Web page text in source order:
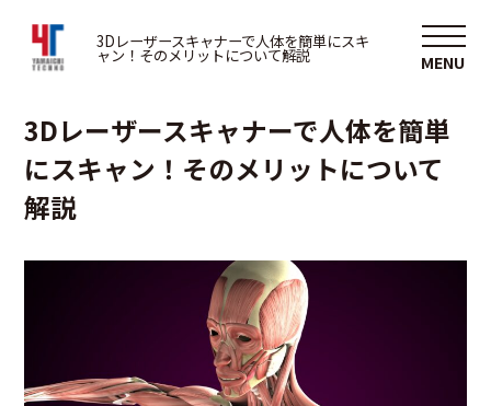
3Dレーザースキャナーで人体を簡単にスキ
ャン！そのメリットについて解説
2025/11/14
3Dレーザースキャナーで人体を簡単
にスキャン！そのメリットについて
解説